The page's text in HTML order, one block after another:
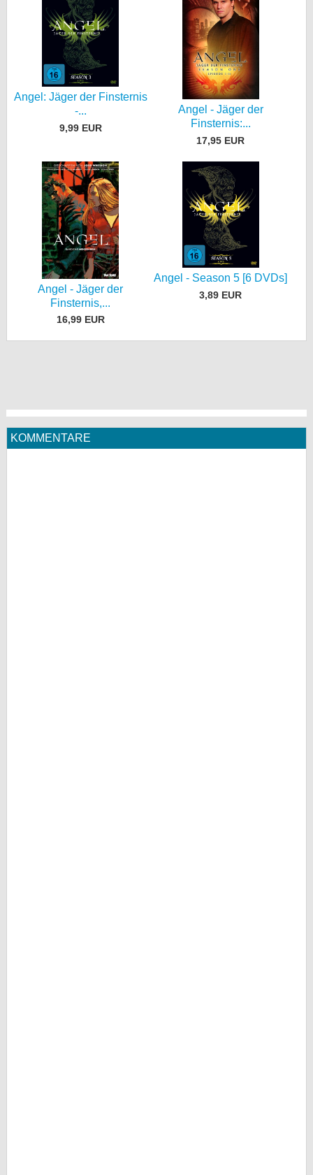
Angel: Jäger der Finsternis
-...
9,99 EUR
Angel - Jäger der
Finsternis:...
17,95 EUR
Angel - Jäger der
Finsternis,...
16,99 EUR
Angel - Season 5 [6 DVDs]
3,89 EUR
KOMMENTARE